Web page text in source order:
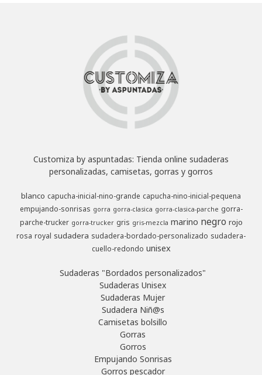
Customiza by aspuntadas: Tienda online sudaderas
personalizadas, camisetas, gorras y gorros
blanco capucha-inicial-nino-grande capucha-nino-inicial-pequena
empujando-sonrisas gorra gorra-clasica gorra-clasica-parche gorra-
parche-trucker gorra-trucker gris gris-mezcla marino negro rojo
rosa royal sudadera sudadera-bordado-personalizado sudadera-
cuello-redondo unisex
Sudaderas "Bordados personalizados"
Sudaderas Unisex
Sudaderas Mujer
Sudadera Niñ@s
Camisetas bolsillo
Gorras
Gorros
Empujando Sonrisas
Gorros pescador